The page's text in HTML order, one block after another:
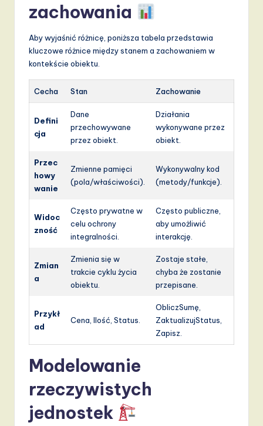
zachowania
Aby wyjaśnić różnicę, poniższa tabela przedstawia
kluczowe różnice między stanem a zachowaniem w
kontekście obiektu.
Cecha Stan Zachowanie
Defini
cja
Dane
przechowywane
przez obiekt.
Działania
wykonywane przez
obiekt.
Przec
howy
wanie
Zmienne pamięci
(pola/właściwości).
Wykonywalny kod
(metody/funkcje).
Widoc
zność
Często prywatne w
celu ochrony
integralności.
Często publiczne,
aby umożliwić
interakcję.
Zmian
a
Zmienia się w
trakcie cyklu życia
obiektu.
Zostaje stałe,
chyba że zostanie
przepisane.
Przykł
ad
Cena, Ilość, Status.
ObliczSumę,
ZaktualizujStatus,
Zapisz.
Modelowanie
rzeczywistych
jednostek